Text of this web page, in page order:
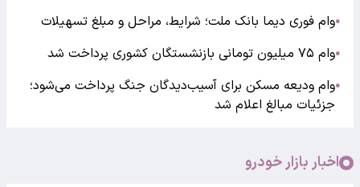
●وام فوری دیما بانک ملت؛ شرایط، مراحل و مبلغ تسهیلات
●وام ۷۵ میلیون تومانی بازنشستگان کشوری پرداخت شد
●وام ودیعه مسکن برای آسیب‌دیدگان جنگ پرداخت می‌شود؛
جزئیات مبالغ اعلام شد
اخبار بازار خودرو